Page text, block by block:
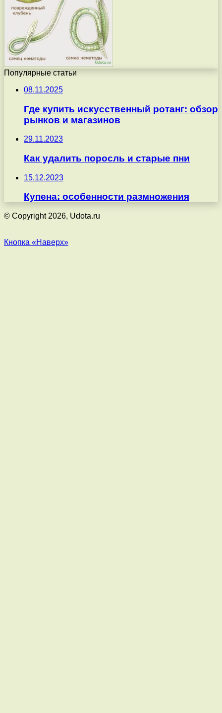
Популярные статьи
08.11.2025
Где купить искусственный ротанг: обзор
рынков и магазинов
29.11.2023
Как удалить поросль и старые пни
15.12.2023
Купена: особенности размножения
© Copyright 2026, Udota.ru
Кнопка «Наверх»